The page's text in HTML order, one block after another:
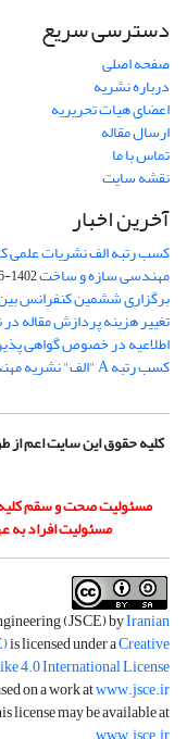
دسترسی سریع
صفحه اصلی
درباره نشریه
اعضای هیات تحریریه
ارسال مقاله
تماس با ما
نقشه سایت
آخرین اخبار
کسب رتبه الف نشریات علمی
مهندسی سازه و ساخت1402-06-17
برگزاری ششمین کنفرانس
تغییر هزینه پردازش مقاله
اطلاعیه در خصوص گواهی
کسب رتبه A "الف" نشریه مهندسی سازه و ساخت
کلیه حقوق این سایت اعم از
مسئولیت صحت و سقم کلیه
مسئولیت افراد
(JSCE) byIranian
is licensed under aCreative
4.0 International License
on a work atwww.jsce.ir
license may be available at